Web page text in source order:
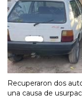
Recuperaron dos
una causa de